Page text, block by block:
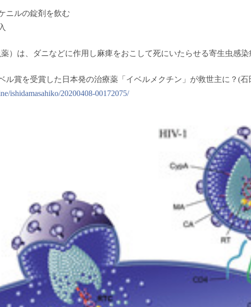
ニルの錠剤を飲む
）は、ダニなどに作用し麻痺をおこして死にいたらせる寄生虫感
ル賞を受賞した日本発の治療薬「イベルメクチン」が救世主に？(
ishidamasahiko/20200408-00172075/